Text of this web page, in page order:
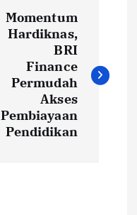
Momentum
Hardiknas,
BRI
Finance
Permudah
Akses
Pembiayaan
Pendidikan